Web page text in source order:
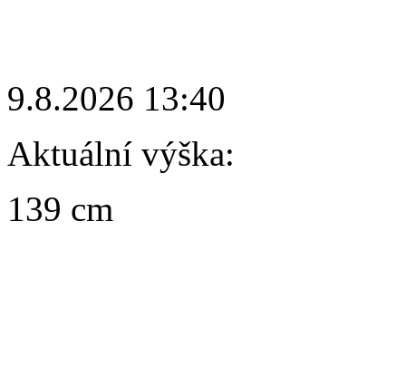
9.8.2026 13:40
Aktuální výška:
139 cm